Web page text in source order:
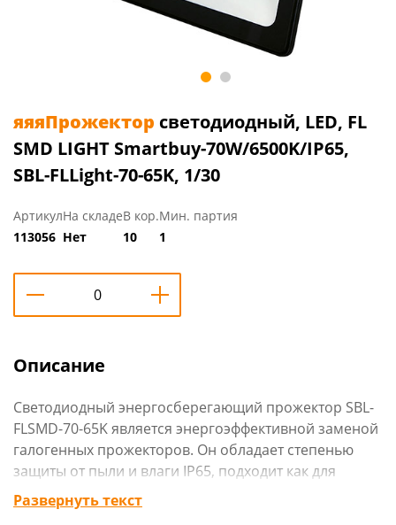
яяяПрожектор светодиодный, LED, FL
SMD LIGHT Smartbuy-70W/6500K/IP65,
SBL-FLLight-70-65K, 1/30
Артикул
113056
На складе
Нет
В кор.
10
Мин. партия
1
Описание
Светодиодный энергосберегающий прожектор SBL-
FLSMD-70-65K является энергоэффективной заменой
галогенных прожекторов. Он обладает степенью
защиты от пыли и влаги IP65, подходит как для
внутреннего, так и для наружного использования.
Развернуть текст